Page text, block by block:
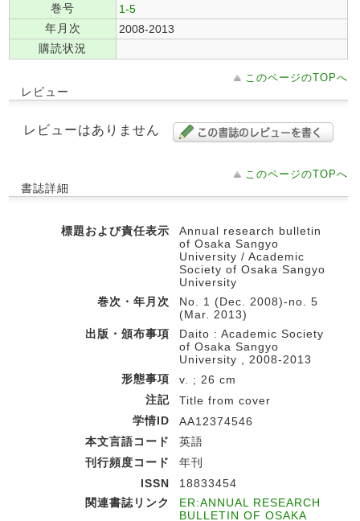
巻号
1-5
年月次
2008-2013
購読状況
このページのTOPへ
レビュー
レビューはありません
このページのTOPへ
書誌詳細
標題および責任表示
Annual research bulletin
of Osaka Sangyo
University / Academic
Society of Osaka Sangyo
University
巻次・年月次
No. 1 (Dec. 2008)-no. 5
(Mar. 2013)
出版・頒布事項
Daito : Academic Society
of Osaka Sangyo
University , 2008-2013
形態事項
v. ; 26 cm
注記
Title from cover
学情ID
AA12374546
本文言語コード
英語
刊行頻度コード
年刊
ISSN
18833454
関連書誌リンク
ER:ANNUAL RESEARCH
BULLETIN OF OSAKA